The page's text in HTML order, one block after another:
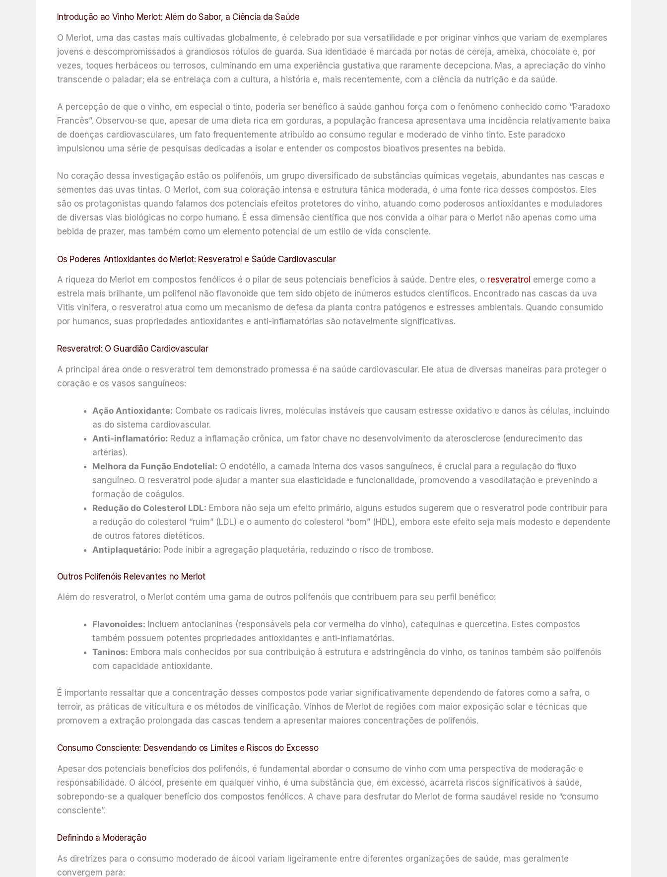
Introdução ao Vinho Merlot: Além do Sabor, a Ciência da Saúde
O Merlot, uma das castas mais cultivadas globalmente, é celebrado por sua versatilidade e por originar vinhos que variam de exemplares
jovens e descompromissados a grandiosos rótulos de guarda. Sua identidade é marcada por notas de cereja, ameixa, chocolate e, por
vezes, toques herbáceos ou terrosos, culminando em uma experiência gustativa que raramente decepciona. Mas, a apreciação do vinho
transcende o paladar; ela se entrelaça com a cultura, a história e, mais recentemente, com a ciência da nutrição e da saúde.
A percepção de que o vinho, em especial o tinto, poderia ser benéfico à saúde ganhou força com o fenômeno conhecido como “Paradoxo
Francês”. Observou-se que, apesar de uma dieta rica em gorduras, a população francesa apresentava uma incidência relativamente baixa
de doenças cardiovasculares, um fato frequentemente atribuído ao consumo regular e moderado de vinho tinto. Este paradoxo
impulsionou uma série de pesquisas dedicadas a isolar e entender os compostos bioativos presentes na bebida.
No coração dessa investigação estão os polifenóis, um grupo diversificado de substâncias químicas vegetais, abundantes nas cascas e
sementes das uvas tintas. O Merlot, com sua coloração intensa e estrutura tânica moderada, é uma fonte rica desses compostos. Eles
são os protagonistas quando falamos dos potenciais efeitos protetores do vinho, atuando como poderosos antioxidantes e moduladores
de diversas vias biológicas no corpo humano. É essa dimensão científica que nos convida a olhar para o Merlot não apenas como uma
bebida de prazer, mas também como um elemento potencial de um estilo de vida consciente.
Os Poderes Antioxidantes do Merlot: Resveratrol e Saúde Cardiovascular
A riqueza do Merlot em compostos fenólicos é o pilar de seus potenciais benefícios à saúde. Dentre eles, o resveratrol emerge como a
estrela mais brilhante, um polifenol não flavonoide que tem sido objeto de inúmeros estudos científicos. Encontrado nas cascas da uva
Vitis vinifera, o resveratrol atua como um mecanismo de defesa da planta contra patógenos e estresses ambientais. Quando consumido
por humanos, suas propriedades antioxidantes e anti-inflamatórias são notavelmente significativas.
Resveratrol: O Guardião Cardiovascular
A principal área onde o resveratrol tem demonstrado promessa é na saúde cardiovascular. Ele atua de diversas maneiras para proteger o
coração e os vasos sanguíneos:
Ação Antioxidante: Combate os radicais livres, moléculas instáveis que causam estresse oxidativo e danos às células, incluindo
as do sistema cardiovascular.
Anti-inflamatório: Reduz a inflamação crônica, um fator chave no desenvolvimento da aterosclerose (endurecimento das
artérias).
Melhora da Função Endotelial: O endotélio, a camada interna dos vasos sanguíneos, é crucial para a regulação do fluxo
sanguíneo. O resveratrol pode ajudar a manter sua elasticidade e funcionalidade, promovendo a vasodilatação e prevenindo a
formação de coágulos.
Redução do Colesterol LDL: Embora não seja um efeito primário, alguns estudos sugerem que o resveratrol pode contribuir para
a redução do colesterol “ruim” (LDL) e o aumento do colesterol “bom” (HDL), embora este efeito seja mais modesto e dependente
de outros fatores dietéticos.
Antiplaquetário: Pode inibir a agregação plaquetária, reduzindo o risco de trombose.
Outros Polifenóis Relevantes no Merlot
Além do resveratrol, o Merlot contém uma gama de outros polifenóis que contribuem para seu perfil benéfico:
Flavonoides: Incluem antocianinas (responsáveis pela cor vermelha do vinho), catequinas e quercetina. Estes compostos
também possuem potentes propriedades antioxidantes e anti-inflamatórias.
Taninos: Embora mais conhecidos por sua contribuição à estrutura e adstringência do vinho, os taninos também são polifenóis
com capacidade antioxidante.
É importante ressaltar que a concentração desses compostos pode variar significativamente dependendo de fatores como a safra, o
terroir, as práticas de viticultura e os métodos de vinificação. Vinhos de Merlot de regiões com maior exposição solar e técnicas que
promovem a extração prolongada das cascas tendem a apresentar maiores concentrações de polifenóis.
Consumo Consciente: Desvendando os Limites e Riscos do Excesso
Apesar dos potenciais benefícios dos polifenóis, é fundamental abordar o consumo de vinho com uma perspectiva de moderação e
responsabilidade. O álcool, presente em qualquer vinho, é uma substância que, em excesso, acarreta riscos significativos à saúde,
sobrepondo-se a qualquer benefício dos compostos fenólicos. A chave para desfrutar do Merlot de forma saudável reside no “consumo
consciente”.
Definindo a Moderação
As diretrizes para o consumo moderado de álcool variam ligeiramente entre diferentes organizações de saúde, mas geralmente
convergem para: